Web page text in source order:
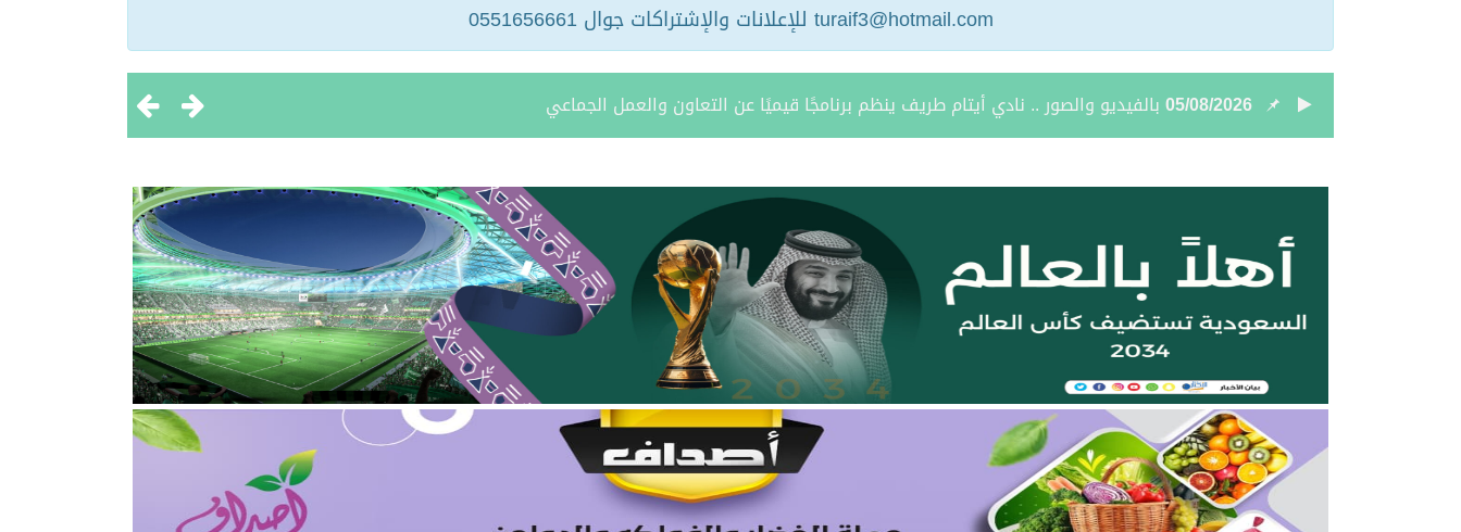
turaif3@hotmail.com للإعلانات والإشتراكات جوال 0551656661
05/08/2026 نائب أمير الحدود الشمالية يستقبل مدير فرع وزارة الرياضة وأعضاء نادي المساعدية بمناسبة تحقيق بطولتين إقليميتين
04/08/2026
بالصور.. علي بن زيدان الشمري يحتفل بزواج ابنه “فواز”
بالصور.. محمد بن سعود رقاد الرويلي يحتفل بزواج ابنه “عمر”
04/08/2026تعيين الأستاذ ياسر بن حامد بن مدوح الحازمي عضوًا في مجلس منطقة الحدود الشمالية
04/08/2026
أمر سامٍ بتعيين حميد بن مران الرويلي عضوًا في مجلس منطقة الحدود الشمالية
04/08/2026نائب أمير الحدود الشمالية يطّلع على تقرير فرع صندوق تنمية الموارد البشرية بالمنطقة لعام 2025